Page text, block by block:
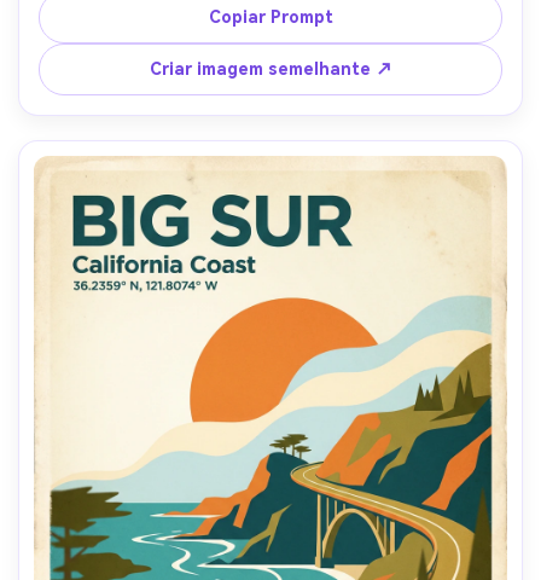
sombreamento de meio tom, grão de papel sutil,
tipografia centrada clássica leitura "Costa de Amalfi" com
pequena legenda "Itália" e linha de data, margens limpas,
textura de serigrafia, alto detalhe, paleta harmoniosa
quente-fria, lente de 85mm, profundidade de campo
rasa, iluminação cinematográfica suave-AR 4:5
Copiar Prompt
Criar imagem semelhante ↗